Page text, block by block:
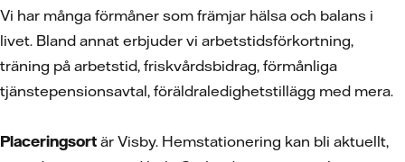
Vi har många förmåner som främjar hälsa och balans i
livet. Bland annat erbjuder vi arbetstidsförkortning,
träning på arbetstid, friskvårdsbidrag, förmånliga
tjänstepensionsavtal, föräldraledighetstillägg med mera.
Placeringsort är Visby. Hemstationering kan bli aktuellt,